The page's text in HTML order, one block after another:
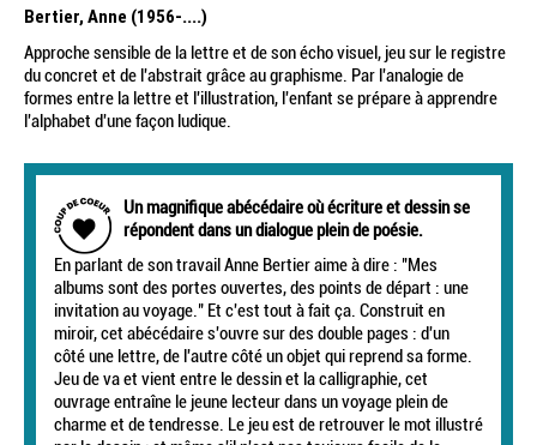
Bertier, Anne (1956-....)
Approche sensible de la lettre et de son écho visuel, jeu sur le registre
du concret et de l'abstrait grâce au graphisme. Par l'analogie de
formes entre la lettre et l'illustration, l'enfant se prépare à apprendre
l'alphabet d'une façon ludique.
Un magnifique abécédaire où écriture et dessin se
répondent dans un dialogue plein de poésie.
En parlant de son travail Anne Bertier aime à dire : "Mes
albums sont des portes ouvertes, des points de départ : une
invitation au voyage." Et c'est tout à fait ça. Construit en
miroir, cet abécédaire s'ouvre sur des double pages : d'un
côté une lettre, de l'autre côté un objet qui reprend sa forme.
Jeu de va et vient entre le dessin et la calligraphie, cet
ouvrage entraîne le jeune lecteur dans un voyage plein de
charme et de tendresse. Le jeu est de retrouver le mot illustré